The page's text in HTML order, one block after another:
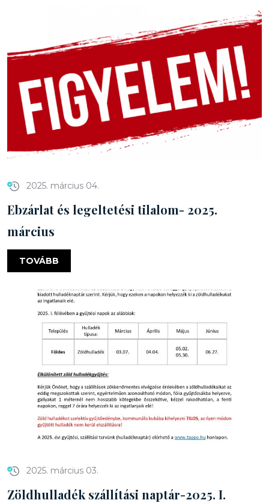
2025. március 04.
Ebzárlat és legeltetési tilalom- 2025.
március
TOVÁBB
2025. március 03.
Zöldhulladék szállítási naptár-2025. I.